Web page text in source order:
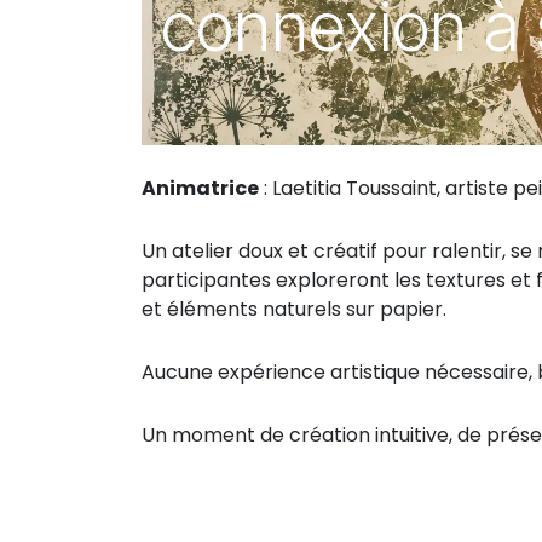
connexion à
Animatrice: Laetitia Toussaint, artiste
Un atelier doux et créatif pour ralentir,
participantes exploreront les textures et
et éléments naturels sur papier.
Aucune expérience artistique nécessaire,
Un moment de création intuitive, de